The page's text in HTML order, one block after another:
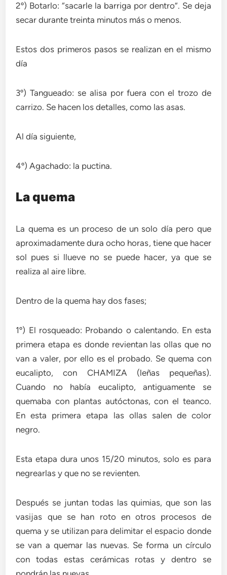
2º) Botarlo: “sacarle la barriga por dentro”. Se deja
secar durante treinta minutos más o menos.
Estos dos primeros pasos se realizan en el mismo
día
3º) Tangueado: se alisa por fuera con el trozo de
carrizo. Se hacen los detalles, como las asas.
Al día siguiente,
4º) Agachado: la puctina.
La quema
La quema es un proceso de un solo día pero que
aproximadamente dura ocho horas, tiene que hacer
sol pues si llueve no se puede hacer, ya que se
realiza al aire libre.
Dentro de la quema hay dos fases;
1º) El rosqueado: Probando o calentando. En esta
primera etapa es donde revientan las ollas que no
van a valer, por ello es el probado. Se quema con
eucalipto, con CHAMIZA (leñas pequeñas).
Cuando no había eucalipto, antiguamente se
quemaba con plantas autóctonas, con el teanco.
En esta primera etapa las ollas salen de color
negro.
Esta etapa dura unos 15/20 minutos, solo es para
negrearlas y que no se revienten.
Después se juntan todas las quimias, que son las
vasijas que se han roto en otros procesos de
quema y se utilizan para delimitar el espacio donde
se van a quemar las nuevas. Se forma un círculo
con todas estas cerámicas rotas y dentro se